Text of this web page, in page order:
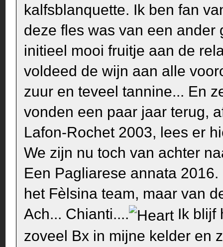
kalfsblanquette. Ik ben fan
deze fles was van een
initieel mooi fruitje aan de
voldeed de wijn aan alle
zuur en teveel tannine... En
vonden een paar jaar terug,
Lafon-Rochet 2003, lees er
We zijn nu toch van achter
Een Pagliarese annata
het Fèlsina team, maar van
Ach... Chianti....
Ik blijf
zoveel Bx in mijne kelder en